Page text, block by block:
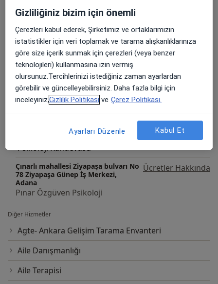
Başlıca Hizmetler
Online Terapi
Çınarlı mahallesi Ziyapaşa bulvarı No
78 Ziyapaşa Günep İş Merkezi,
Adana
Ücretler Hakkında
Pınar Özgüven Psikoloji
Çınarlı mahallesi Ziyapaşa bulvarı No
78 Ziyapaşa Günep İş Merkezi,
Ücretler Hakkında
Psikoloji Randevusu
Çınarlı mahallesi Ziyapaşa bulvarı No
78 Ziyapaşa Günep İş Merkezi,
Adana
Ücretler Hakkında
Pınar Özgüven Psikoloji
Diğer Hizmetler
Agte- Ankara Gelişim Tarama Envanteri
Aile Danışmanlığı
Aile Terapisi
Gizliliğiniz bizim için önemli
Çerezleri kabul ederek, Şirketimiz ve ortaklarımızın
istatistikler için veri toplamak ve tarama alışkanlıklarınıza
göre size içerik sunmak için çerezleri (veya benzer
teknolojileri) kullanmasına izin vermiş
olursunuz.Tercihlerinizi istediğiniz zaman ayarlardan
görebilir ve güncelleyebilirsiniz. Daha fazla bilgi için
inceleyiniz,Gizlilik Politikası ve Çerez Politikası.
Ayarları Düzenle Kabul Et